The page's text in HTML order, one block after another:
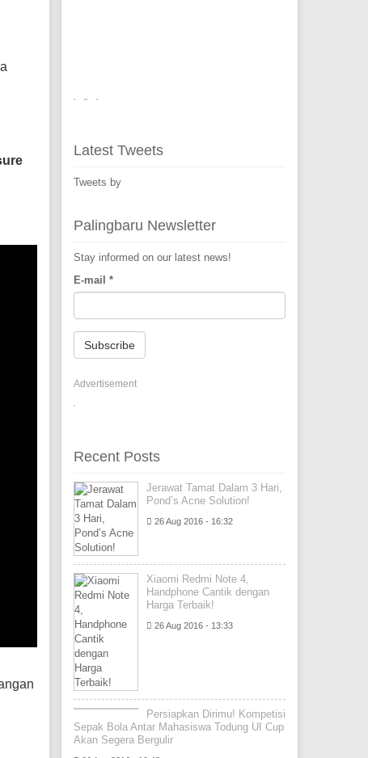
Latest Tweets
Tweets by
Palingbaru Newsletter
Stay informed on our latest news!
E-mail *
Subscribe
Advertisement
Recent Posts
Jerawat Tamat Dalam 3 Hari,
Pond’s Acne Solution!
26 Aug 2016 - 16:32
Xiaomi Redmi Note 4,
Handphone Cantik dengan
Harga Terbaik!
26 Aug 2016 - 13:33
Persiapkan Dirimu! Kompetisi
Sepak Bola Antar Mahasiswa Todung UI Cup
Akan Segera Bergulir